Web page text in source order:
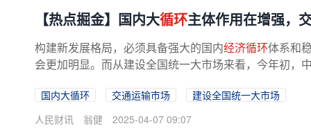
【热点掘金】国内大循环主体作用在增强，
构建新发展格局，必须具备强大的国内经济循环体系和
会更加明显。而从建设全国统一大市场来看，今年初，
国内大循环 交通运输市场
建设全国统一大市场
人民财讯
翁健 2025-04-07 09:07